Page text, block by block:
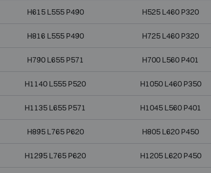
H615 L555 P490 H525 L460 P320
H816 L555 P490 H725 L460 P320
H790 L655 P571 H700 L560 P401
H1140 L555 P520 H1050 L460 P350
H1135 L655 P571 H1045 L560 P401
H895 L765 P620 H805 L620 P450
H1295 L765 P620 H1205 L620 P450